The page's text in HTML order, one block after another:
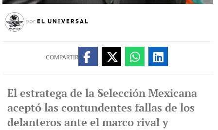
por EL UNIVERSAL
COMPARTIR
El estratega de la Selección Mexicana
aceptó las contundentes fallas de los
delanteros ante el marco rival y